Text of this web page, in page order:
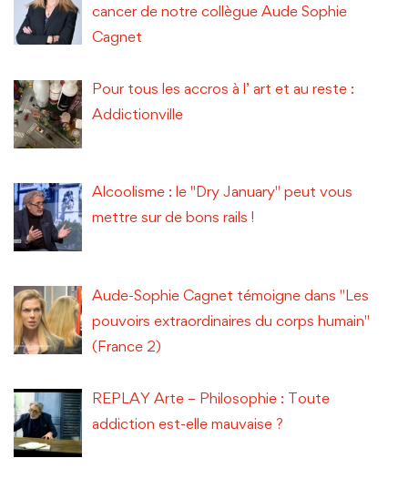
cancer de notre collègue Aude Sophie
Cagnet
Pour tous les accros à l’ art et au reste :
Addictionville
Alcoolisme : le "Dry January" peut vous
mettre sur de bons rails !
Aude-Sophie Cagnet témoigne dans "Les
pouvoirs extraordinaires du corps humain"
(France 2)
REPLAY Arte – Philosophie : Toute
addiction est-elle mauvaise ?